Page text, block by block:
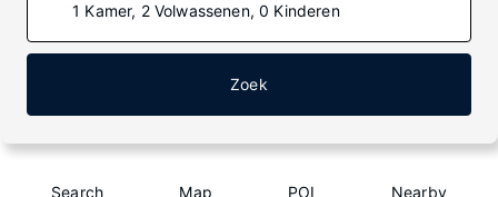
1 Kamer, 2 Volwassenen, 0 Kinderen
Zoek
Search Map POI Nearby